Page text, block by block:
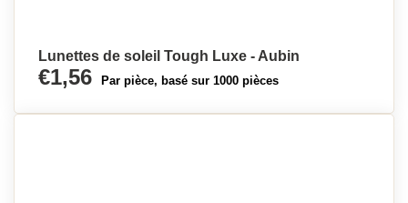
Lunettes de soleil Tough Luxe - Aubin
€1,56 Par pièce, basé sur 1000 pièces